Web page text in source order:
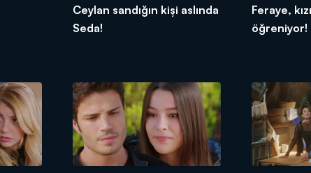
Ceylan sandığın kişi aslında
Seda!
Feraye,
öğreniyor!